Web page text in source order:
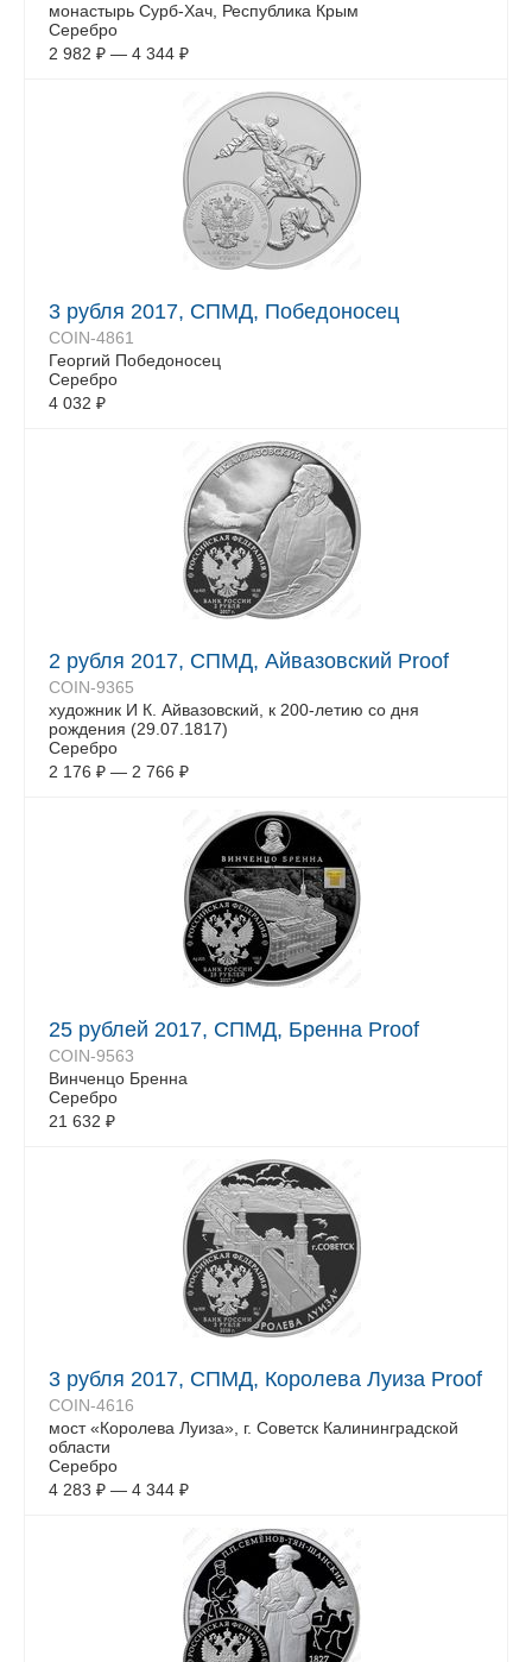
монастырь Сурб-Хач, Республика Крым
Серебро
2 982 ₽ — 4 344 ₽
3 рубля 2017, СПМД, Победоносец
COIN-4861
Георгий Победоносец
Серебро
4 032 ₽
2 рубля 2017, СПМД, Айвазовский Proof
COIN-9365
художник И К. Айвазовский, к 200-летию со дня
рождения (29.07.1817)
Серебро
2 176 ₽ — 2 766 ₽
25 рублей 2017, СПМД, Бренна Proof
COIN-9563
Винченцо Бренна
Серебро
21 632 ₽
3 рубля 2017, СПМД, Королева Луиза Proof
COIN-4616
мост «Королева Луиза», г. Советск Калининградской
области
Серебро
4 283 ₽ — 4 344 ₽